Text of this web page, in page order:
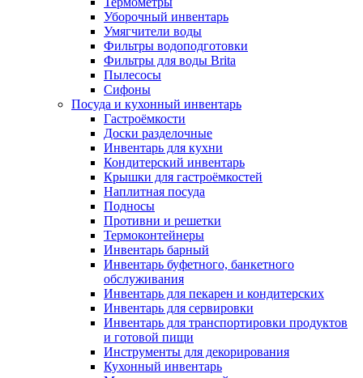
Уборочный инвентарь
Умягчители воды
Фильтры водоподготовки
Фильтры для воды Brita
Пылесосы
Сифоны
Посуда и кухонный инвентарь
Гастроёмкости
Доски разделочные
Инвентарь для кухни
Кондитерский инвентарь
Крышки для гастроёмкостей
Наплитная посуда
Подносы
Противни и решетки
Термоконтейнеры
Инвентарь барный
Инвентарь буфетного, банкетного
обслуживания
Инвентарь для пекарен и кондитерских
Инвентарь для сервировки
Инвентарь для транспортировки продуктов
и готовой пищи
Инструменты для декорирования
Кухонный инвентарь